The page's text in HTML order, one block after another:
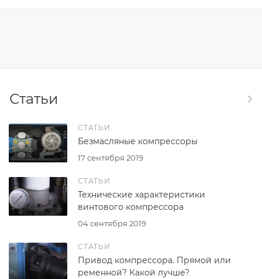
Статьи
СТАТЬИ
17 сентября 2019
Безмасляные компрессоры
СТАТЬИ
04 сентября 2019
Технические характеристики
винтового компрессора
СТАТЬИ
Привод компрессора. Прямой или
ременной? Какой лучше?